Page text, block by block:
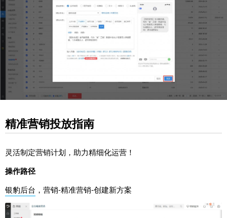
精准营销投放指南
灵活制定营销计划，助力精细化运营！
操作路径
银豹后台 ，营销-精准营销-创建新方案